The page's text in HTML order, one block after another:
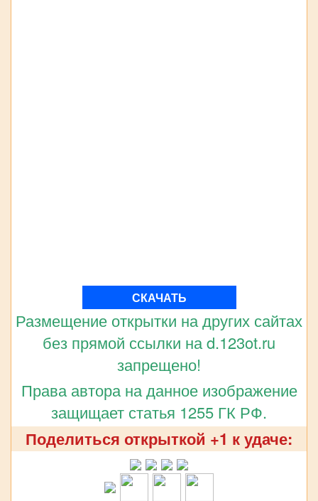
СКАЧАТЬ
Размещение открытки на других сайтах
без прямой ссылки на d.123ot.ru
запрещено!
Права автора на данное изображение
защищает статья 1255 ГК РФ.
Поделиться открыткой +1 к удаче: